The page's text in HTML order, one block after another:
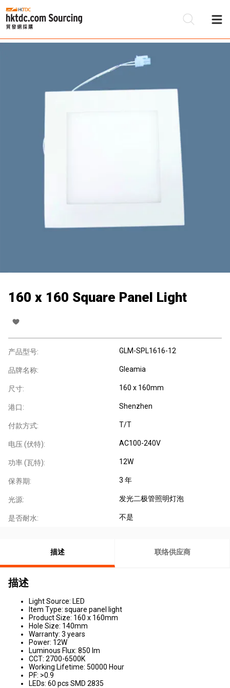
160 x 160 Square Panel Light
产品型号: GLM-SPL1616-12
品牌名称: Gleamia
尺寸: 160 x 160mm
港口: Shenzhen
付款方式: T/T
电压 (伏特): AC100-240V
功率 (瓦特): 12W
保养期: 3 年
光源: 发光二极管照明灯泡
是否耐水: 不是
描述 联络供应商
描述
Light Source: LED
Item Type: square panel light
Product Size: 160 x 160mm
Hole Size: 140mm
Warranty: 3 years
Power: 12W
Luminous Flux: 850 lm
CCT: 2700-6500K
Working Lifetime: 50000 Hour
PF: >0.9
LEDs: 60 pcs SMD 2835